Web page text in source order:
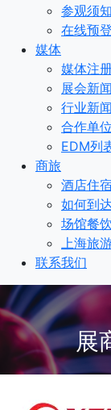
参观须知
在线预
媒体
媒体注
展会新闻
行业新闻
合作单位
EDM列
商旅
酒店住
如何到
场馆餐
上海旅
联系我们
展